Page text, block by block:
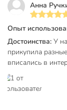
Стиль
Вид цветка
Артикул
Модель
Анна
Опыт
Достоинства: У
прикупила
вписались в